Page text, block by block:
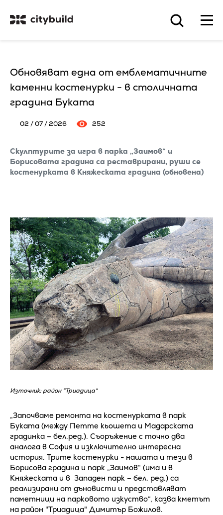
Обновяват една от емблематичните
каменни костенурки - в столичната
градина Буката
02 / 07 / 2026 252
Скулптурите за игра в парка „Заимов“ и
Борисовата градина са реставрирани, руши се
костенурката в Княжеската градина (обновена)
Източник: район "Триадица"
„Започваме ремонта на костенурката в парк
Буката (между Петте кьошета и Мадарската
градинка – бел.ред.). Съоръжение с точно два
аналога в София и изключително интересна
история. Трите костенурки - нашата и тези в
Борисова градина и парк „Заимов“ (има и в
Княжеската и в Западен парк – бел. ред.) са
реализирани от дъновисти и представляват
паметници на парковото изкуство“, казва кметът
на район "Триадица" Димитър Божилов.